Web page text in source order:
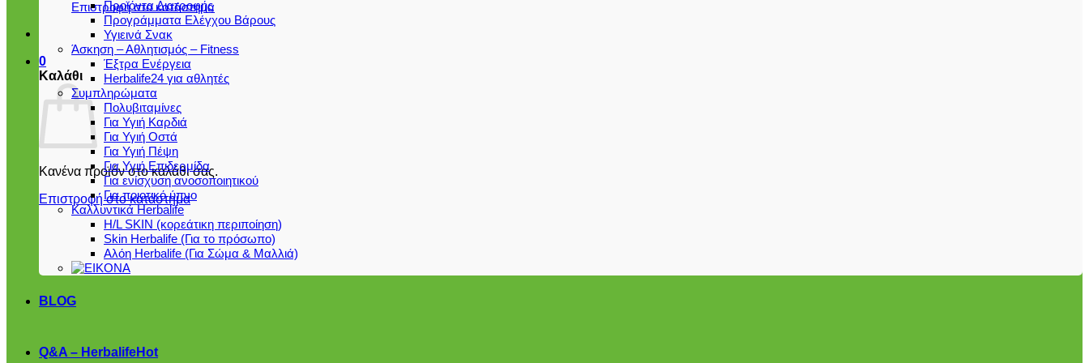
Επιστροφή στο κατάστημα
0
Καλάθι
Κανένα προϊόν στο καλάθι σας.
Επιστροφή στο κατάστημα
Προϊόντα Διατροφής
Προγράμματα Ελέγχου Βάρους
Υγιεινά Σνακ
Άσκηση – Αθλητισμός – Fitness
Έξτρα Ενέργεια
Herbalife24 για αθλητές
Συμπληρώματα
Πολυβιταμίνες
Για Υγιή Καρδιά
Για Υγιή Οστά
Για Υγιή Πέψη
Για Υγιή Επιδερμίδα
Για ενίσχυση ανοσοποιητικού
Για ποιοτικό ύπνο
Καλλυντικά Herbalife
H/L SKIN (κορεάτικη περιποίηση)
Skin Herbalife (Για το πρόσωπο)
Αλόη Ηerbalife (Για Σώμα & Μαλλιά)
BLOG
Q&A – Herbalife